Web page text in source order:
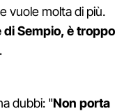
vuole molta di più.
Sempio, è troppo
.
dubbi: "Non porta